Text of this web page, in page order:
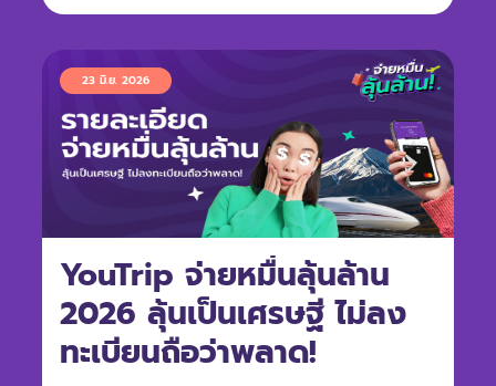
YouTrip จ่ายหมื่นลุ้นล้าน
2026 ลุ้นเป็นเศรษฐี ไม่ลง
ทะเบียนถือว่าพลาด!
23 มิ.ย. 2026